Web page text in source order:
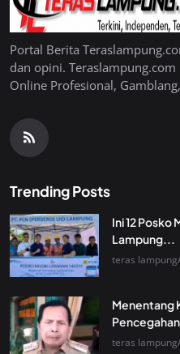
Portal Berita
dan opini.
Online Profesional,
Trending Posts
Ini 12 Posko
Lampung...
teras lampung
Menentang
teras lampung